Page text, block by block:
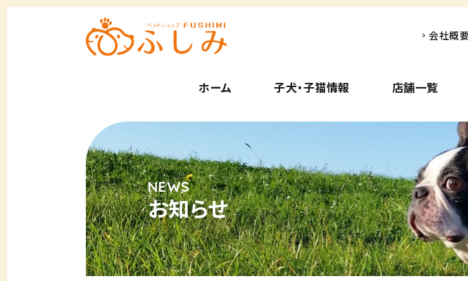
ホーム 子犬・子猫情報 店舗一覧
会社概
お知らせ